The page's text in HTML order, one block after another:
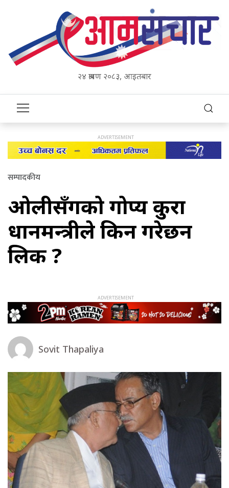
२४ श्रावण २०८३, आइतबार
सम्पादकीय
ओलीसँगको गोप्य कुरा
प्रधानमन्त्रीले किन गरेछन
लिक ?
Sovit Thapaliya